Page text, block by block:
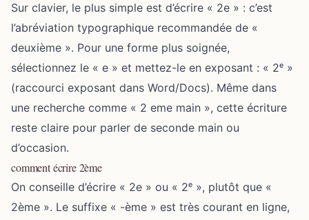
Sur clavier, le plus simple est d’écrire « 2e » : c’est
l’abréviation typographique recommandée de «
deuxième ». Pour une forme plus soignée,
sélectionnez le « e » et mettez-le en exposant : « 2ᵉ »
(raccourci exposant dans Word/Docs). Même dans
une recherche comme « 2 eme main », cette écriture
reste claire pour parler de seconde main ou
d’occasion.
comment écrire 2ème
On conseille d’écrire « 2e » ou « 2ᵉ », plutôt que «
2ème ». Le suffixe « -ème » est très courant en ligne,